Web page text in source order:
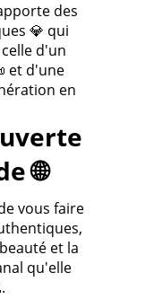
des
💎 qui
d'un
et d'une
en
🌐
vous faire
et la
qu'elle